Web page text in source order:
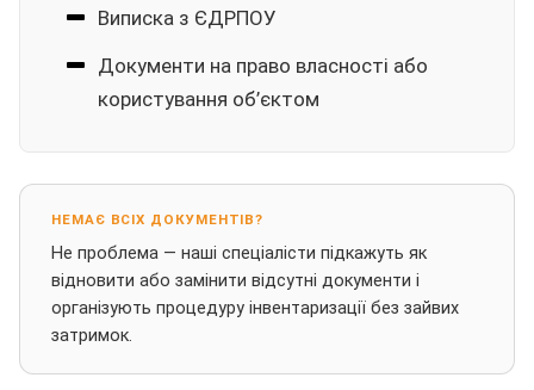
Виписка з ЄДРПОУ
Документи на право власності або
користування об’єктом
НЕМАЄ ВСІХ ДОКУМЕНТІВ?
Не проблема — наші спеціалісти підкажуть як
відновити або замінити відсутні документи і
організують процедуру інвентаризації без зайвих
затримок.